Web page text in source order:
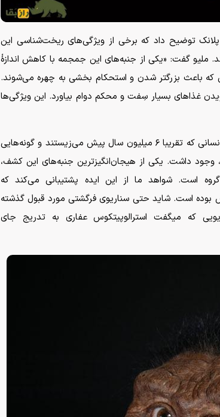
توضیح داد که برخی از ویژگی‌های ریخت‌شناسی این
ملیو گفت: «یکی از جنبه‌های این جمجمه با کاهش اندازۀ
که باعث بزرگتر شدن و استحکام بخشی به چهره می‌شوند.
غذا‌های بسیار سِفت و محکم دوام بیاورد. این ویژگی‌ها
وی افزود: «تاکنون، شکاف بزرگی میان ابتدایی‌ترین اجداد انسانی که تقریبا ۶ میلیون سال پیش می‌زیستند و گونه‌هایی
می‌کردند، وجود داشت. یکی از هیجان‌انگیزترین جنبه‌های این کشف،
است. شواهد ما از این ایده پشتیبانی می‌کند که
بوده است. شاید حتی سناریوی فرگشتی مورد قبول گذشته
که میگفت استرالوپیتکوس عفاری به تدریج جای